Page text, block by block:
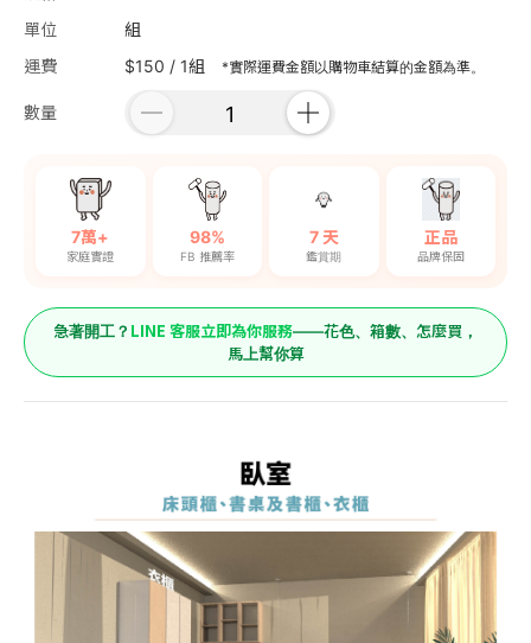
單位
組
運費
$150 / 1組 *實際運費金額以購物車結算的金額為準。
數量
7萬+
家庭實證
98%
FB 推薦率
7 天
鑑賞期
正品
品牌保固
急著開工？ LINE 客服立即為你服務——花色、箱數、怎麼買，
馬上幫你算